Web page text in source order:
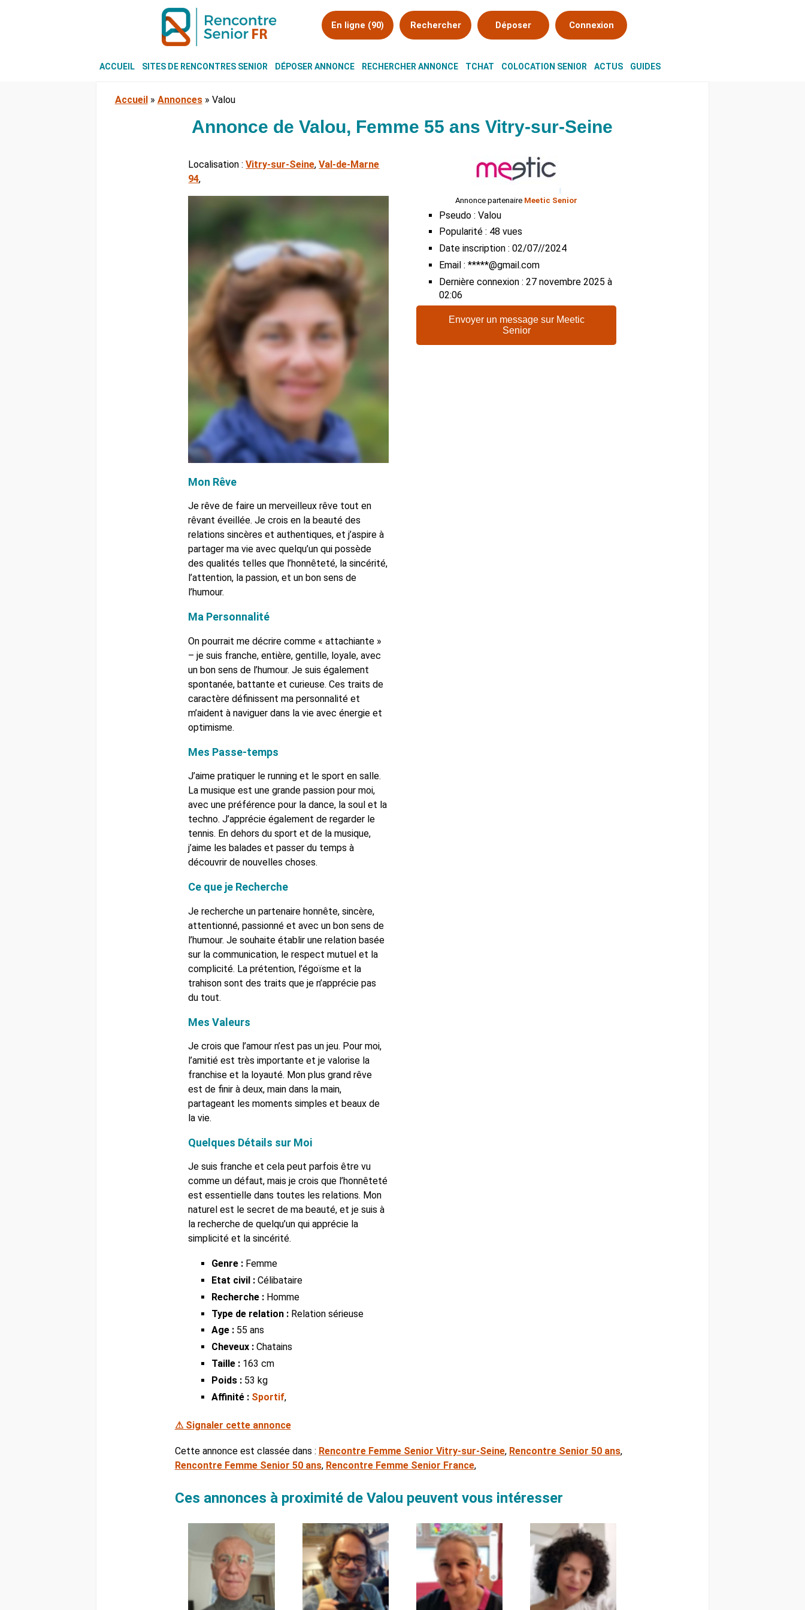
En ligne (90) Rechercher Déposer Connexion
ACCUEIL SITES DE RENCONTRES SENIOR DÉPOSER ANNONCE RECHERCHER ANNONCE TCHAT COLOCATION SENIOR ACTUS GUIDES
Accueil » Annonces» Valou
Annonce de Valou, Femme 55 ans Vitry-sur-Seine
Localisation :Vitry-sur-Seine,Val-de-Marne
94,
Mon Rêve
Je rêve de faire un merveilleux rêve tout en
rêvant éveillée. Je crois en la beauté des
relations sincères et authentiques, et j’aspire à
partager ma vie avec quelqu’un qui possède
des qualités telles que l’honnêteté, la sincérité,
l’attention, la passion, et un bon sens de
l’humour.
Ma Personnalité
On pourrait me décrire comme « attachiante »
– je suis franche, entière, gentille, loyale, avec
un bon sens de l’humour. Je suis également
spontanée, battante et curieuse. Ces traits de
caractère définissent ma personnalité et
m’aident à naviguer dans la vie avec énergie et
optimisme.
Mes Passe-temps
J’aime pratiquer le running et le sport en salle.
La musique est une grande passion pour moi,
avec une préférence pour la dance, la soul et la
techno. J’apprécie également de regarder le
tennis. En dehors du sport et de la musique,
j’aime les balades et passer du temps à
découvrir de nouvelles choses.
Ce que je Recherche
Je recherche un partenaire honnête, sincère,
attentionné, passionné et avec un bon sens de
l’humour. Je souhaite établir une relation basée
sur la communication, le respect mutuel et la
complicité. La prétention, l’égoïsme et la
trahison sont des traits que je n’apprécie pas
du tout.
Mes Valeurs
Je crois que l’amour n’est pas un jeu. Pour moi,
l’amitié est très importante et je valorise la
franchise et la loyauté. Mon plus grand rêve
est de finir à deux, main dans la main,
partageant les moments simples et beaux de
la vie.
Quelques Détails sur Moi
Je suis franche et cela peut parfois être vu
comme un défaut, mais je crois que l’honnêteté
est essentielle dans toutes les relations. Mon
naturel est le secret de ma beauté, et je suis à
la recherche de quelqu’un qui apprécie la
simplicité et la sincérité.
Genre : Femme
Etat civil : Célibataire
Recherche : Homme
Type de relation : Relation sérieuse
Age : 55 ans
Cheveux : Chatains
Taille : 163 cm
Poids : 53 kg
Affinité : Sportif,
Annonce partenaire Meetic Senior
Pseudo : Valou
Popularité : 48 vues
Date inscription : 02/07//2024
Email : *****@gmail.com
Dernière connexion : 27 novembre 2025 à
02:06
Envoyer un message sur Meetic
Senior
⚠ Signaler cette annonce
Cette annonce est classée dans : Rencontre Femme Senior Vitry-sur-Seine, Rencontre Senior 50 ans,
Rencontre Femme Senior 50 ans, Rencontre Femme Senior France,
Ces annonces à proximité de Valou peuvent vous intéresser